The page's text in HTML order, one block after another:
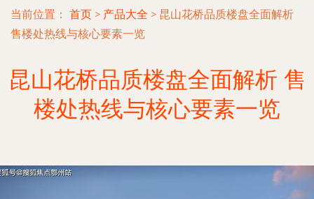
当前位置： 首页 > 产品大全 > 昆山花桥品质楼盘全面解析
售楼处热线与核心要素一览
昆山花桥品质楼盘全面解析 售
楼处热线与核心要素一览